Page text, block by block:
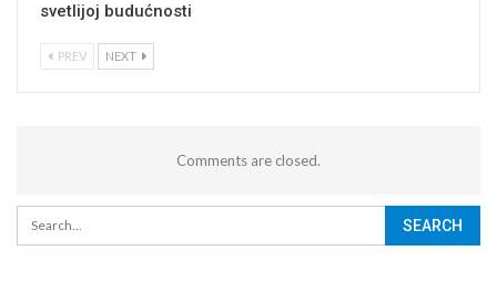
svetlijoj budućnosti
PREV NEXT
Comments are closed.